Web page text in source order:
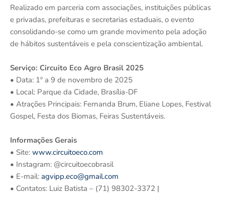
Realizado em parceria com associações, instituições públicas
e privadas, prefeituras e secretarias estaduais, o evento
consolidando-se como um grande movimento pela adoção
de hábitos sustentáveis e pela conscientização ambiental.
Serviço: Circuito Eco Agro Brasil 2025
• Data: 1º a 9 de novembro de 2025
• Local: Parque da Cidade, Brasília-DF
• Atrações Principais: Fernanda Brum, Eliane Lopes, Festival
Gospel, Festa dos Biomas, Feiras Sustentáveis.
Informações Gerais
• Site: www.circuitoeco.com
• Instagram: @circuitoecobrasil
• E-mail: agvipp.eco@gmail.com
• Contatos: Luiz Batista – (71) 98302-3372 |